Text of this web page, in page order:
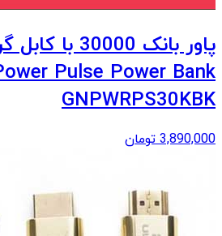
Pulse Power Bank
GNPWRPS30KBK
3,890,000 تومان